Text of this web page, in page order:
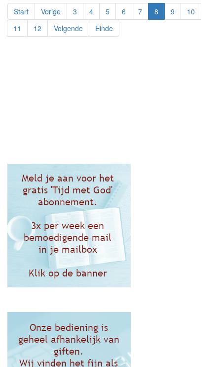
Start Vorige 3 4 5 6 7 8 9
10
11
12 Volgende Einde